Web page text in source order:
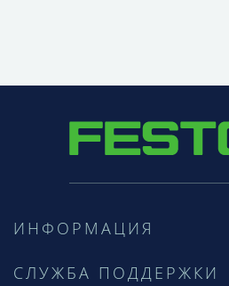
ИНФОРМАЦИЯ
СЛУЖБА ПОДДЕРЖКИ